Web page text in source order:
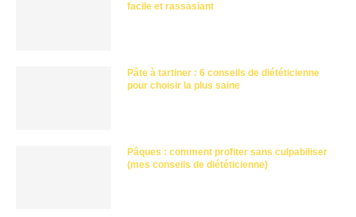
facile et rassasiant
Pâte à tartiner : 6 conseils de diététicienne
pour choisir la plus saine
Pâques : comment profiter sans culpabiliser
(mes conseils de diététicienne)